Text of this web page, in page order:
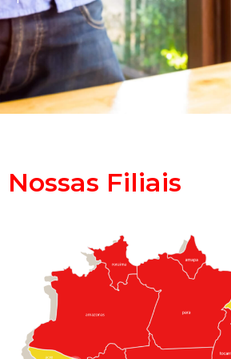
Nossas Filiais